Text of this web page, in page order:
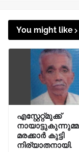
You might like
എസ്റ്റേറ്റ്മുക്ക്
മരക്കാർ കുട്ടി
നിര്യാതനായി.